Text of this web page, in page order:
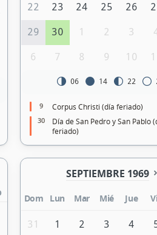
22 23 24 25 26
29 30 1 2 3
6 7 8 9 10
06 14 22
9 Corpus Christi (día feriado)
30
Día de San Pedro y San Pablo
feriado)
SEPTIEMBRE 1969
Dom Lun Mar Mié Jue
31 1 2 3 4